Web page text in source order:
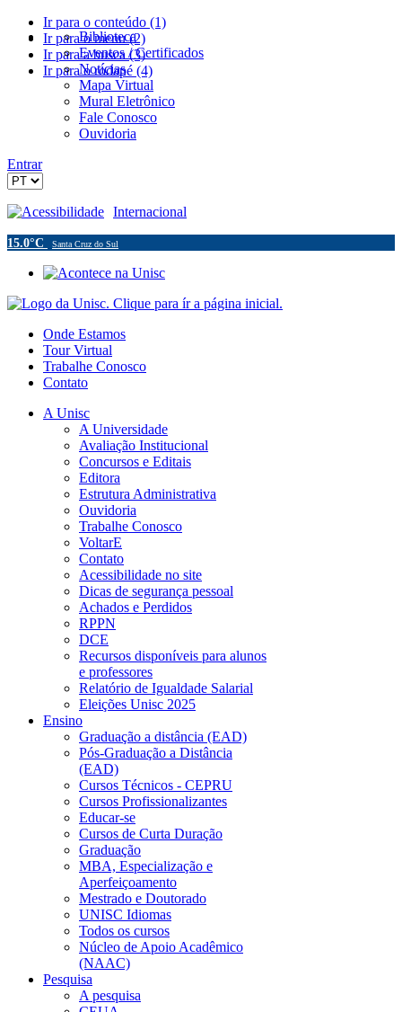
Ir para o conteúdo (1)
Ir para o menu (2)
Ir para a busca (3)
Ir para o rodapé (4)
Biblioteca
Eventos / Certificados
Notícias
Mapa Virtual
Mural Eletrônico
Fale Conosco
Ouvidoria
Entrar
Acessibilidade Internacional
15.0°C Santa Cruz do Sul
Onde Estamos
Tour Virtual
Trabalhe Conosco
Contato
A Unisc
A Universidade
Avaliação Institucional
Concursos e Editais
Editora
Estrutura Administrativa
Ouvidoria
Trabalhe Conosco
VoltarE
Contato
Acessibilidade no site
Dicas de segurança pessoal
Achados e Perdidos
RPPN
DCE
Recursos disponíveis para alunos
e professores
Relatório de Igualdade Salarial
Eleições Unisc 2025
Ensino
Graduação a distância (EAD)
Pós-Graduação a Distância
(EAD)
Cursos Técnicos - CEPRU
Cursos Profissionalizantes
Educar-se
Cursos de Curta Duração
Graduação
MBA, Especialização e
Aperfeiçoamento
Mestrado e Doutorado
UNISC Idiomas
Todos os cursos
Núcleo de Apoio Acadêmico
(NAAC)
Pesquisa
A pesquisa